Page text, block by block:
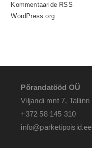
Kommentaaride RSS
WordPress.org
Põrandatööd OÜ
Viljandi mnt 7, Tallinn
+372 58 145 310
info@parketipoisid.ee